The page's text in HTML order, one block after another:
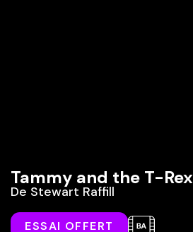
Tammy and the T-Rex
De Stewart Raffill
ESSAI OFFERT